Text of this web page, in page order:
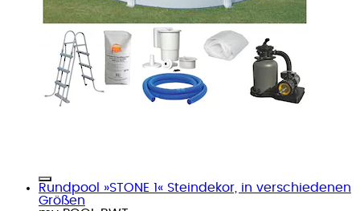
Rundpool »STONE 1« Steindekor, in verschiedenen
Größen